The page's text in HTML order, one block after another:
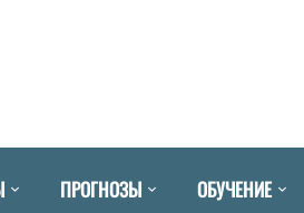
ПРОГНОЗЫ ОБУЧЕНИЕ